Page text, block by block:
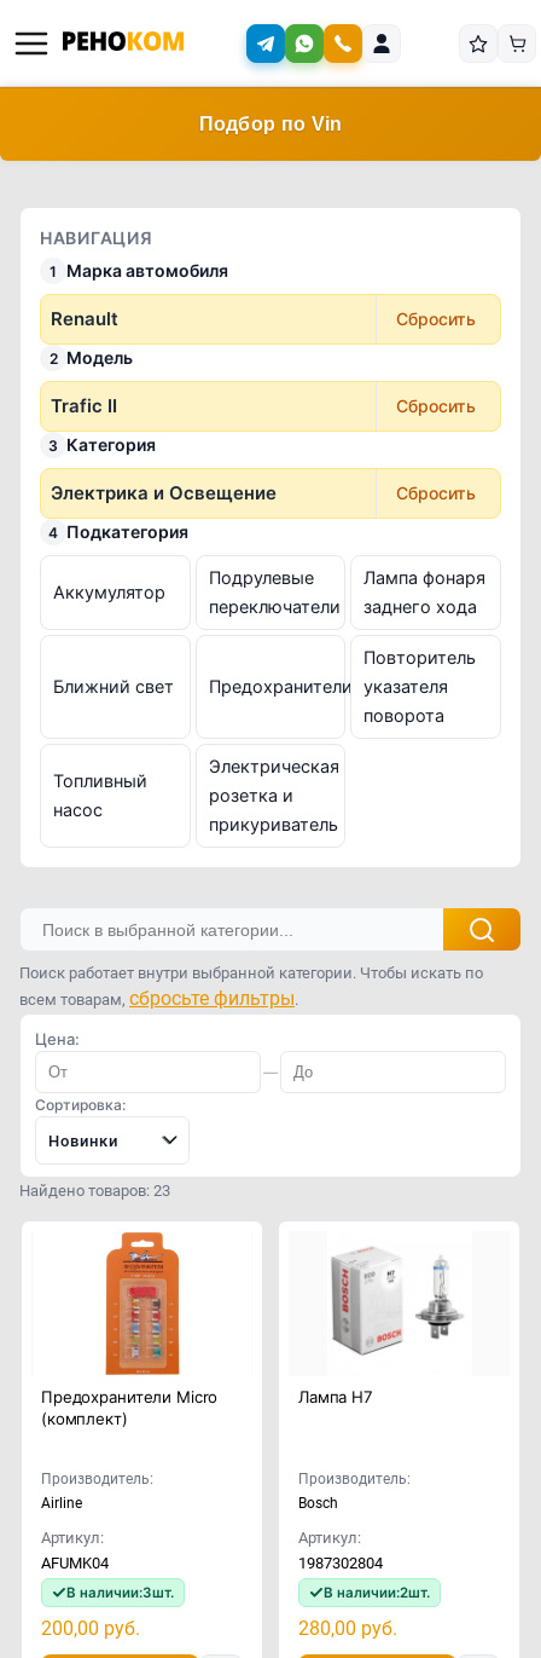
Подбор по Vin
НАВИГАЦИЯ
1 Марка автомобиля
Renault Сбросить
2 Модель
Trafic II Сбросить
3 Категория
Электрика и Освещение Сбросить
4 Подкатегория
Аккумулятор
Подрулевые
переключатели
Лампа фонаря
заднего хода
Ближний свет Предохранители
Повторитель
указателя
поворота
Топливный
насос
Электрическая
розетка и
прикуриватель
Поиск работает внутри выбранной категории. Чтобы искать по
всем товарам, сбросьте фильтры.
Цена:
—
Сортировка:
Новинки
Найдено товаров: 23
Предохранители Micro
(комплект)
Производитель:
Airline
Артикул:
AFUMK04
В наличии:3шт.
200,00 руб.
Лампа H7
Производитель:
Bosch
Артикул:
1987302804
В наличии:2шт.
280,00 руб.